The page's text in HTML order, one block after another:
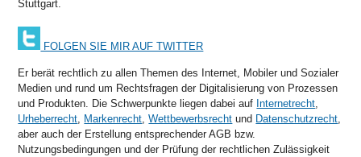
Stuttgart.
FOLGEN SIE MIR AUF TWITTER
Er berät rechtlich zu allen Themen des Internet, Mobiler und Sozialer
Medien und rund um Rechtsfragen der Digitalisierung von Prozessen
und Produkten. Die Schwerpunkte liegen dabei auf Internetrecht,
Urheberrecht, Markenrecht,Wettbewerbsrecht und Datenschutzrecht,
aber auch der Erstellung entsprechender AGB bzw.
Nutzungsbedingungen und der Prüfung der rechtlichen Zulässigkeit